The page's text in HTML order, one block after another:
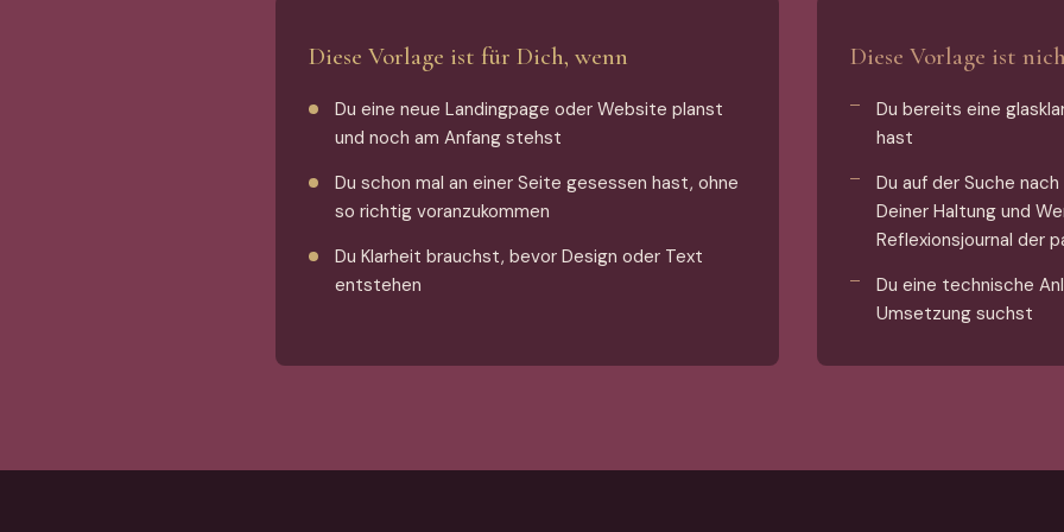
Diese Vorlage ist für Dich, wenn
Du eine neue Landingpage oder Website planst
und noch am Anfang stehst
Du schon mal an einer Seite gesessen hast, ohne
so richtig voranzukommen
Du Klarheit brauchst, bevor Design oder Text
entstehen
Diese Vorlage ist
Du bereits eine
hast
Du auf der Suche
Deiner Haltung und
Reflexionsjournal der
Du eine technische
Umsetzung suchst